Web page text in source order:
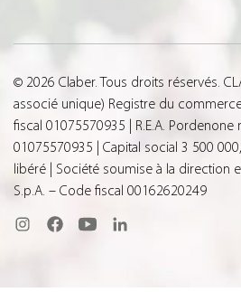
© 2026 Claber. Tous droits réservés.
associé unique) Registre du
fiscal 01075570935 | R.E.A. Pordenone
01075570935 | Capital social 3 500
libéré | Société soumise à la direction
S.p.A. – Code fiscal 00162620249